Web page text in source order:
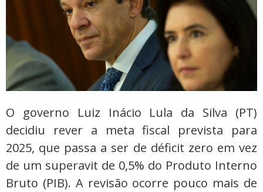
O governo Luiz Inácio Lula da Silva (PT)
decidiu rever a meta fiscal prevista para
2025, que passa a ser de déficit zero em vez
de um superavit de 0,5% do Produto Interno
Bruto (PIB). A revisão ocorre pouco mais de